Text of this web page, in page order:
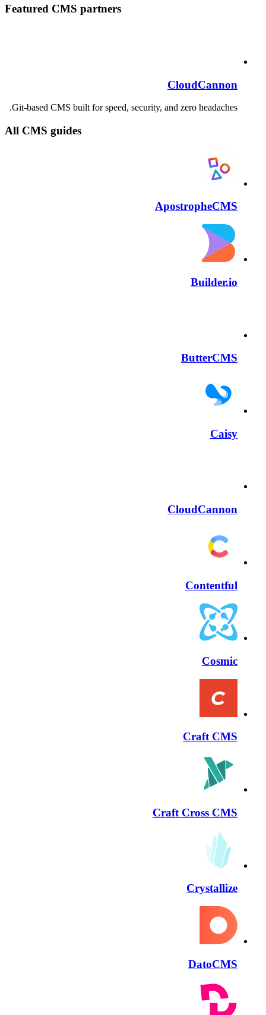
Featured CMS partners
CloudCannon
Git-based CMS built for speed, security, and zero headaches.
All CMS guides
ApostropheCMS
Builder.io
ButterCMS
Caisy
CloudCannon
Contentful
Cosmic
Craft CMS
Craft Cross CMS
Crystallize
DatoCMS